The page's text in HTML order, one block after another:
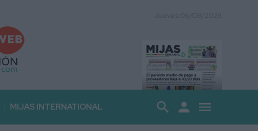
MIJAS INTERNATIONAL search person menu